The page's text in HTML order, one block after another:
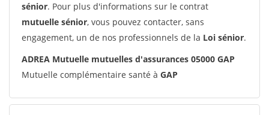
sénior. Pour plus d'informations sur le contrat
mutuelle sénior, vous pouvez contacter, sans
engagement, un de nos professionnels de la Loi sénior.
ADREA Mutuelle mutuelles d'assurances 05000 GAP
Mutuelle complémentaire santé à GAP